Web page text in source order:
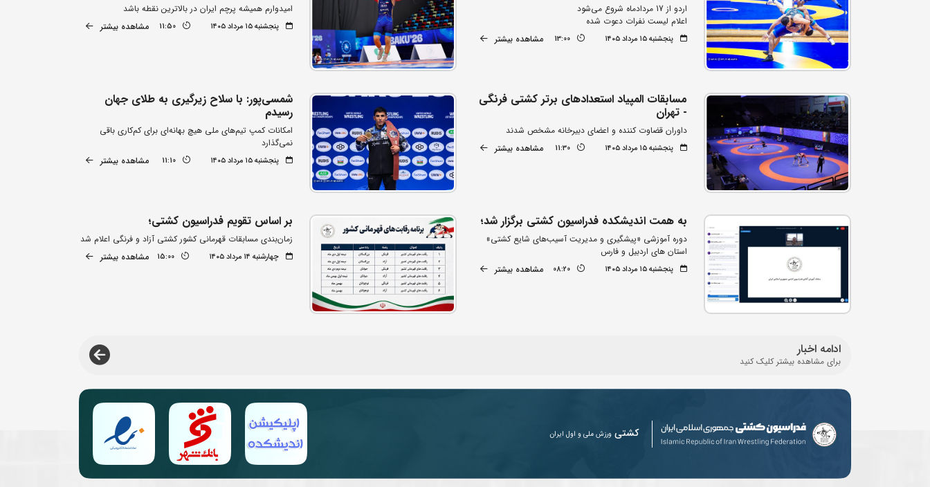
اردو از 17 مردادماه شروع می‌شود
اعلام لیست نفرات دعوت شده
پنجشنبه ۱۵ مرداد ۱۴۰۵ 13:00 مشاهده بیشتر
امیدوارم همیشه پرچم ایران در بالاترین نقطه باشد
پنجشنبه ۱۵ مرداد ۱۴۰۵ 11:50 مشاهده بیشتر
مسابقات المپیاد استعدادهای برتر کشتی فرنگی
- تهران
داوران قضاوت کننده و اعضای دبیرخانه مشخص شدند
پنجشنبه ۱۵ مرداد ۱۴۰۵ 11:30 مشاهده بیشتر
شمسی‌پور: با سلاح زیرگیری به طلای جهان
رسیدم
امکانات کمپ تیم‌های ملی هیچ بهانه‌ای برای کم‌کاری باقی
نمی‌گذارد
پنجشنبه ۱۵ مرداد ۱۴۰۵ 11:10 مشاهده بیشتر
به همت اندیشکده فدراسیون کشتی برگزار شد؛
دوره آموزشی «پیشگیری و مدیریت آسیب‌های شایع کشتی»
استان های اردبیل و فارس
پنجشنبه ۱۵ مرداد ۱۴۰۵ 08:20 مشاهده بیشتر
بر اساس تقویم فدراسیون کشتی؛
زمان‌بندی مسابقات قهرمانی کشور کشتی آزاد و فرنگی اعلام شد
چهارشنبه ۱۴ مرداد ۱۴۰۵ 15:00 مشاهده بیشتر
ادامه اخبار
برای مشاهده بیشتر کلیک کنید
کشتی ورزش ملی و اول ایران